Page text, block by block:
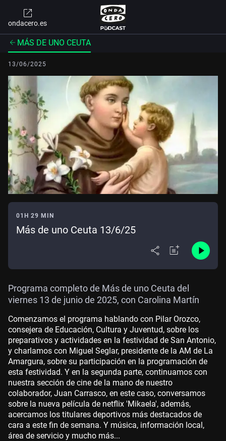
ondacero.es
MÁS DE UNO CEUTA
13/06/2025
01H 29 MIN
Más de uno Ceuta 13/6/25
Programa completo de Más de uno Ceuta del
viernes 13 de junio de 2025, con Carolina Martín
Comenzamos el programa hablando con Pilar Orozco,
consejera de Educación, Cultura y Juventud, sobre los
preparativos y actividades en la festividad de San Antonio,
y charlamos con Miguel Seglar, presidente de la AM de La
Amargura, sobre su participación en la programación de
esta festividad. Y en la segunda parte, continuamos con
nuestra sección de cine de la mano de nuestro
colaborador, Juan Carrasco, en este caso, conversamos
sobre la nueva película de netflix 'Mikaela', además,
acercamos los titulares deportivos más destacados de
cara a este fin de semana. Y música, información local,
área de servicio y mucho más...